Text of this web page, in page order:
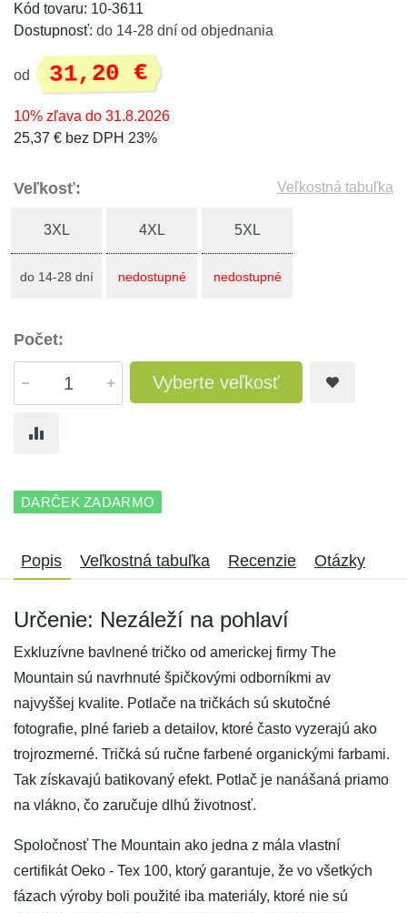
Kód tovaru: 10-3611
Dostupnosť: do 14-28 dní od objednania
od 31,20 €
10% zľava do 31.8.2026
25,37 € bez DPH 23%
Veľkosť: Veľkostná tabuľka
3XL
do 14-28 dní
4XL
nedostupné
5XL
nedostupné
Počet:
Vyberte veľkosť
DARČEK ZADARMO
Popis Veľkostná tabuľka Recenzie Otázky
Určenie: Nezáleží na pohlaví
Exkluzívne bavlnené tričko od americkej firmy The
Mountain sú navrhnuté špičkovými odborníkmi av
najvyššej kvalite. Potlače na tričkách sú skutočné
fotografie, plné farieb a detailov, ktoré často vyzerajú ako
trojrozmerné. Tričká sú ručne farbené organickými farbami.
Tak získavajú batikovaný efekt. Potlač je nanášaná priamo
na vlákno, čo zaručuje dlhú životnosť.
Spoločnosť The Mountain ako jedna z mála vlastní
certifikát Oeko - Tex 100, ktorý garantuje, že vo všetkých
fázach výroby boli použité iba materiály, ktoré nie sú